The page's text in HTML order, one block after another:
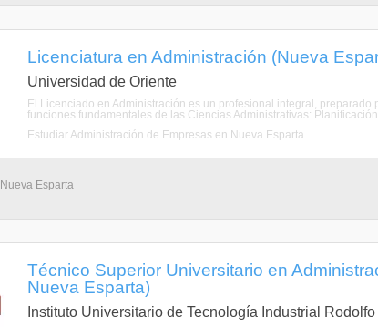
Licenciatura en Administración (Nueva
Universidad de Oriente
El Licenciado en Administración es un profesional integral,
funciones fundamentales de las Ciencias Administrativas:
Estudiar Administración de Empresas en Nueva Esparta
Esparta
Técnico Superior Universitario en
Nueva Esparta)
Instituto Universitario de Tecnología Industrial